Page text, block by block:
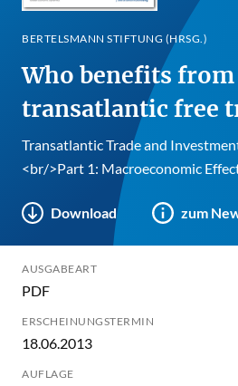
BERTELSMANN STIFTUNG (HRSG.)
Who benefits from
transatlantic free
Transatlantic Trade and
<br/>Part 1: Macroeconomic
Download zum
AUSGABEART
PDF
ERSCHEINUNGSTERMIN
18.06.2013
AUFLAGE